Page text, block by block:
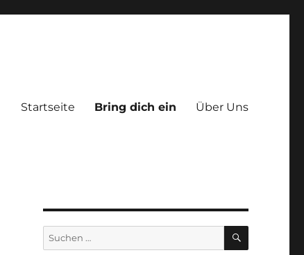
Startseite Bring dich ein Über Uns
Suchen
nach:
SUCHEN